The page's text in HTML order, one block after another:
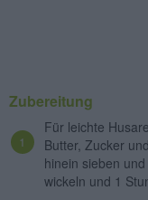
Zubereitung
Für leichte
Butter, Zucker
hinein sieben
wickeln und 1